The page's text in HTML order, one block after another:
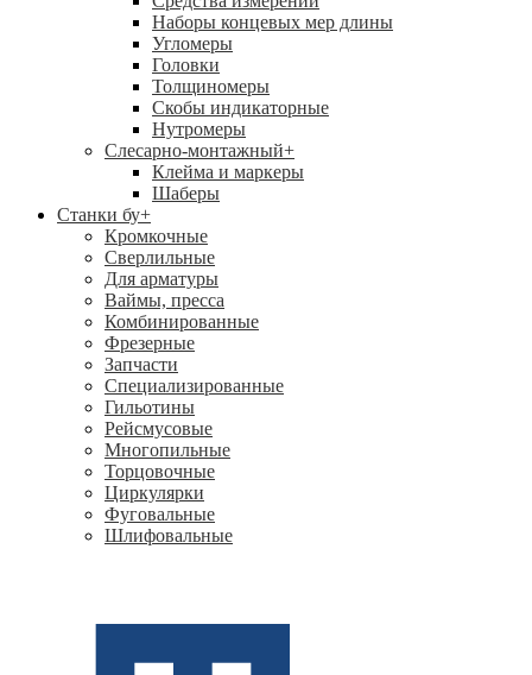
Наборы концевых мер длины
Угломеры
Головки
Толщиномеры
Скобы индикаторные
Нутромеры
Слесарно-монтажный+
Клейма и маркеры
Шаберы
Станки бу+
Кромкочные
Сверлильные
Для арматуры
Ваймы, пресса
Комбинированные
Фрезерные
Запчасти
Специализированные
Гильотины
Рейсмусовые
Многопильные
Торцовочные
Циркулярки
Фуговальные
Шлифовальные